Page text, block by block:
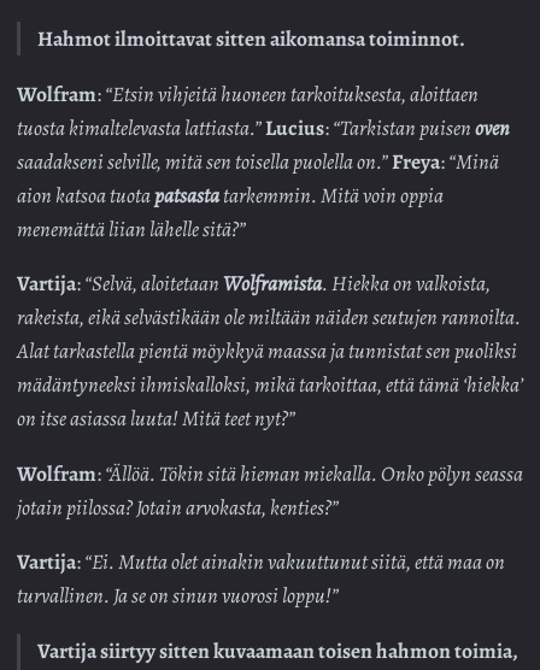
Hahmot ilmoittavat sitten aikomansa toiminnot.
Wolfram:“Etsin vihjeitä huoneen tarkoituksesta, aloittaen
tuosta kimaltelevasta lattiasta.”Lucius:“Tarkistan puisenoven
saadakseni selville, mitä sen toisella puolella on.”Freya:“Minä
aion katsoa tuotapatsastatarkemmin. Mitä voin oppia
menemättä liian lähelle sitä?”
Vartija:“Selvä, aloitetaanWolframista. Hiekka on valkoista,
rakeista, eikä selvästikään ole miltään näiden seutujen rannoilta.
Alat tarkastella pientä möykkyä maassa ja tunnistat sen puoliksi
mädäntyneeksi ihmiskalloksi, mikä tarkoittaa, että tämä ‘hiekka’
on itse asiassa luuta! Mitä teet nyt?”
Wolfram:“Ällöä. Tökin sitä hieman miekalla. Onko pölyn seassa
jotain piilossa? Jotain arvokasta, kenties?”
Vartija:“Ei. Mutta olet ainakin vakuuttunut siitä, että maa on
turvallinen. Ja se on sinun vuorosi loppu!”
Vartija siirtyy sitten kuvaamaan toisen hahmon toimia,